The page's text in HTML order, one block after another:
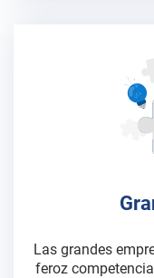
Las grandes
feroz